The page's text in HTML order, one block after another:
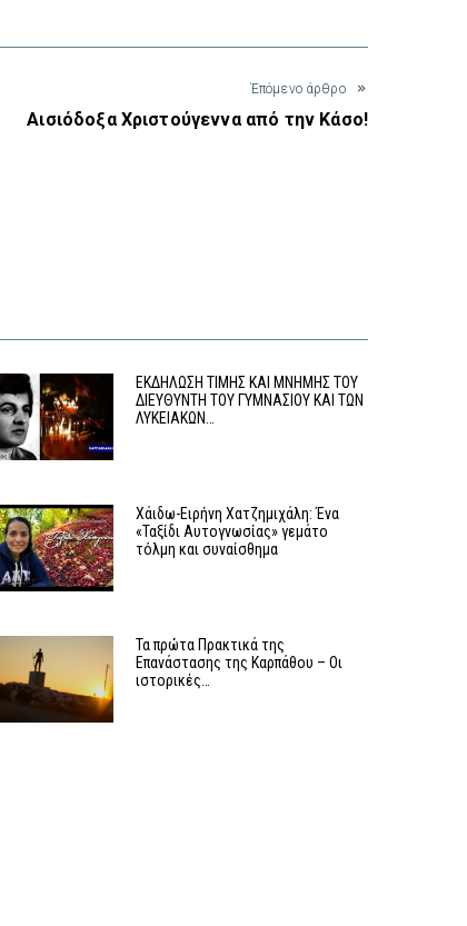
Έπόμενο άρθρο
Αισιόδοξα Χριστούγεννα από την Κάσο!
ΕΚΔΗΛΩΣΗ ΤΙΜΗΣ ΚΑΙ ΜΝΗΜΗΣ ΤΟΥ
ΔΙΕΥΘΥΝΤΗ ΤΟΥ ΓΥΜΝΑΣΙΟΥ ΚΑΙ ΤΩΝ
ΛΥΚΕΙΑΚΩΝ…
Χάιδω-Ειρήνη Χατζημιχάλη: Ένα
«Ταξίδι Αυτογνωσίας» γεμάτο
τόλμη και συναίσθημα
Τα πρώτα Πρακτικά της
Επανάστασης της Καρπάθου – Οι
ιστορικές…